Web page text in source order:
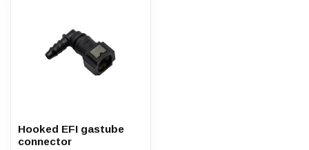
Hooked EFI gastube
connector